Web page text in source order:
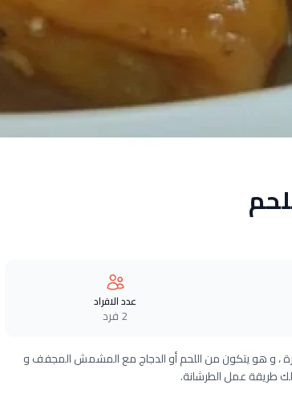
عدد الافراد
2 فرد
، و هو يتكون من اللحم أو الدجاج مع المشمش المجفف و
لك طريقة عمل الطرشانة.